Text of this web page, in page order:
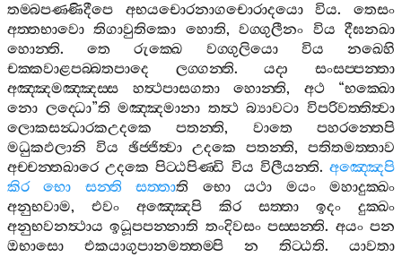
තම‍්බපණ‍්ණිදීපෙ
අභයචොරනාගචොරාදයො විය.තෙසං
අත‍්තභාවො තිගාවුතිකො හොති,වග‍්ගුලීනං විය දීඝනඛා
හොන‍්ති.තෙ රුක‍්ඛෙ වග‍්ගුලියො විය
නඛෙහි
චක‍්කවාළපබ‍්බතපාදෙ
ලග‍්ගන‍්ති.යදා
සංසප‍්පන‍්තා
අඤ‍්ඤමඤ‍්ඤස‍්ස
හත්‍ථපාසගතා හොන‍්ති, අථ“භක‍්ඛො
නො ලද‍්ධො”ති මඤ‍්ඤමානා තත්‍ථ බ්‍යාවටා විපරිවත‍්තිත්‍වා
ලොකසන්‍ධාරකඋදකෙ
පතන‍්ති, වාතෙ
පහරන‍්තෙපි
මධුකඵලානි
විය ඡිජ‍්ජිත්‍වා උදකෙ පතන‍්ති, පතිතමත‍්තාව
අච‍්චන‍්තඛාරෙ උදකෙ පිට‍්ඨපිණ‍්ඩි විය විලීයන‍්ති.අඤ‍්ඤෙපි
කිර
භො සන‍්ති සත‍්තාති භො යථා මයං
මහාදුක‍්ඛං
අනුභවාම, එවං අඤ‍්ඤෙපි කිර සත‍්තා ඉදං
දුක‍්ඛං
අනුභවනත්‍ථාය ඉධූපපන‍්නාති තංදිවසං පස‍්සන‍්ති. අයං පන
ඔභාසො
එකයාගුපානමත‍්තම‍්පි න තිට‍්ඨති. යාවතා